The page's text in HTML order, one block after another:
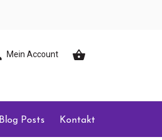
Mein Account
Blog Posts Kontakt